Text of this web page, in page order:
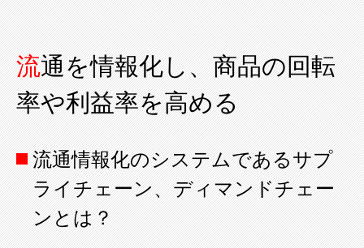
流通を情報化し、商品の回転
率や利益率を高める
流通情報化のシステムであるサプ
ライチェーン、ディマンドチェー
ンとは？